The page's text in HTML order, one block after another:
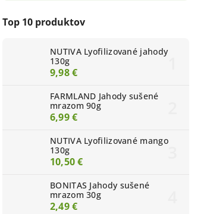
Top 10 produktov
NUTIVA Lyofilizované jahody
130g
9,98 €
FARMLAND Jahody sušené
mrazom 90g
6,99 €
NUTIVA Lyofilizované mango
130g
10,50 €
BONITAS Jahody sušené
mrazom 30g
2,49 €